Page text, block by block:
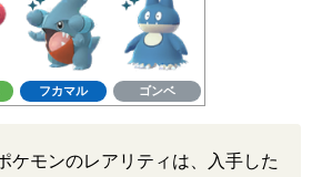
フカマル ゴンベ
ケモンのレアリティは、入手した